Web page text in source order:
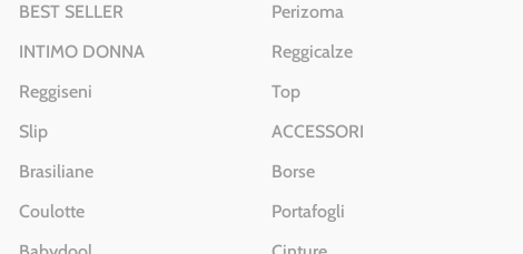
BEST SELLER
INTIMO DONNA
Reggiseni
Slip
Brasiliane
Coulotte
Perizoma
Reggicalze
Top
ACCESSORI
Borse
Portafogli